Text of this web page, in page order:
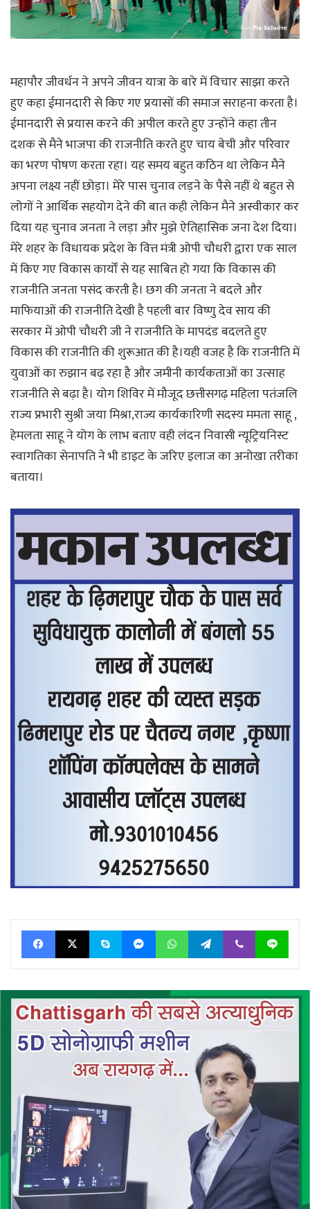
महापौर जीवर्धन ने अपने जीवन यात्रा के बारे में विचार साझा करते
हुए कहा ईमानदारी से किए गए प्रयासों की समाज सराहना करता है।
ईमानदारी से प्रयास करने की अपील करते हुए उन्होंने कहा तीन
दशक से मैने भाजपा की राजनीति करते हुए चाय बेची और परिवार
का भरण पोषण करता रहा। यह समय बहुत कठिन था लेकिन मैने
अपना लक्ष्य नहीं छोड़ा। मेरे पास चुनाव लड़ने के पैसे नहीं थे बहुत से
लोगों ने आर्थिक सहयोग देने की बात कही लेकिन मैने अस्वीकार कर
दिया यह चुनाव जनता ने लड़ा और मुझे ऐतिहासिक जना देश दिया।
मेरे शहर के विधायक प्रदेश के वित्त मंत्री ओपी चौधरी द्वारा एक साल
में किए गए विकास कार्यों से यह साबित हो गया कि विकास की
राजनीति जनता पसंद करती है। छग की जनता ने बदले और
माफियाओं की राजनीति देखी है पहली बार विष्णु देव साय की
सरकार में ओपी चौधरी जी ने राजनीति के मापदंड बदलते हुए
विकास की राजनीति की शुरूआत की है।यही वजह है कि राजनीति में
युवाओं का रुझान बढ़ रहा है और जमीनी कार्यकताओं का उत्साह
राजनीति से बढ़ा है। योग शिविर में मौजूद छत्तीसगढ़ महिला पतंजलि
राज्य प्रभारी सुश्री जया मिश्रा,राज्य कार्यकारिणी सदस्य ममता साहू ,
हेमलता साहू ने योग के लाभ बताए वही लंदन निवासी न्यूट्रियनिस्ट
स्वागतिका सेनापति ने भी डाइट के जरिए इलाज का अनोखा तरीका
बताया।
Facebook
X Skype MessengerWhatsAppTelegramViber Line